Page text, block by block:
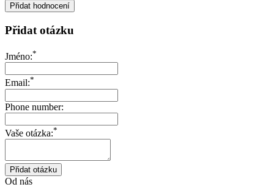
Přidat otázku
Jméno:*
Email:*
Phone number:
Vaše otázka:*
Od nás